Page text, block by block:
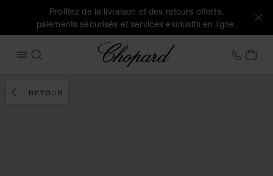
Profitez de la livraison et des retours offerts,
paiements sécurisés et services exclusifs en ligne.
OUVRIR LE MENU
RECHERCHER
Chopard +32
RETOUR